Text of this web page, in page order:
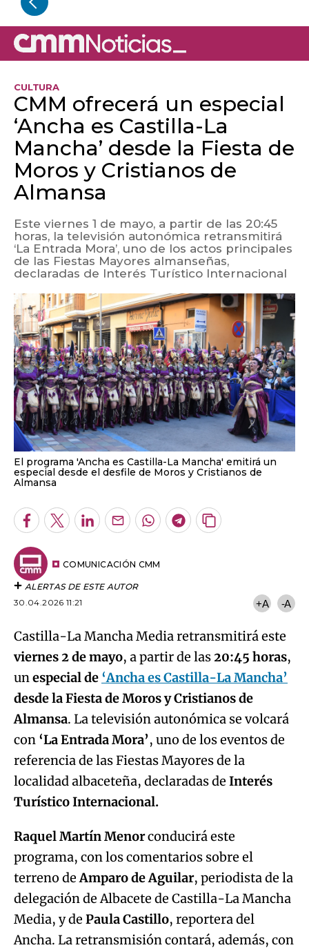
CULTURA
CMM ofrecerá un especial
‘Ancha es Castilla-La
Mancha’ desde la Fiesta de
Moros y Cristianos de
Almansa
Este viernes 1 de mayo, a partir de las 20:45
horas, la televisión autonómica retransmitirá
‘La Entrada Mora’, uno de los actos principales
de las Fiestas Mayores almanseñas,
declaradas de Interés Turístico Internacional
El programa 'Ancha es Castilla-La Mancha' emitirá un
especial desde el desfile de Moros y Cristianos de
Almansa
Facebook
TwitterLinkedInEnviarWhatsapp
Telegram
Copiar
COMUNICACIÓN CMM
ALERTAS DE ESTE AUTOR
30.04.2026 11:21
+A -A
Castilla-La Mancha Media retransmitirá este
viernes 2 de mayo, a partir de las20:45 horas,
unespecial de ‘Ancha es Castilla-La Mancha’
desde la Fiesta de Moros y Cristianos de
Almansa. La televisión autonómica se volcará
con ‘La Entrada Mora’, uno de los eventos de
referencia de las Fiestas Mayores de la
localidad albaceteña, declaradas de Interés
Turístico Internacional.
Raquel Martín Menorconducirá este
programa, con los comentarios sobre el
terreno deAmparo de Aguilar, periodista de la
delegación de Albacete de Castilla-La Mancha
Media, y de Paula Castillo, reportera del
Ancha. La retransmisión contará, además, con